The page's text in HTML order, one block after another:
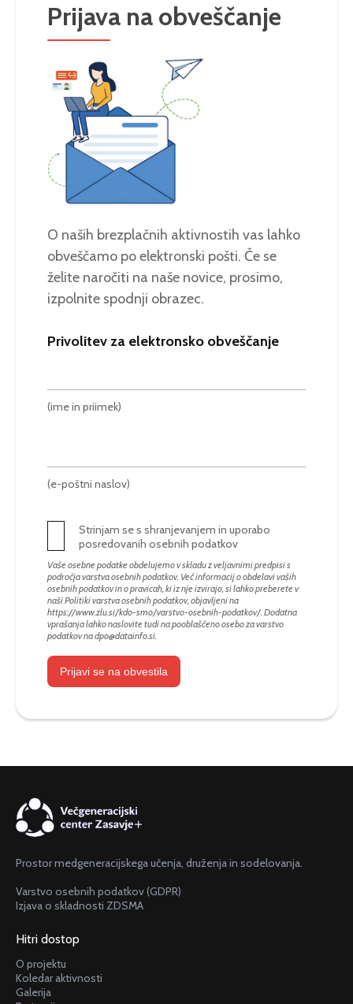
Prijava na obveščanje
O naših brezplačnih aktivnostih vas lahko
obveščamo po elektronski pošti. Če se
želite naročiti na naše novice, prosimo,
izpolnite spodnji obrazec.
Privolitev za elektronsko obveščanje
(ime in priimek)
(e-poštni naslov)
Strinjam se s shranjevanjem in uporabo
posredovanih osebnih podatkov
Vaše osebne podatke obdelujemo v skladu z veljavnimi predpisi s
področja varstva osebnih podatkov. Več informacij o obdelavi vaših
osebnih podatkov in o pravicah, ki iz nje izvirajo, si lahko preberete v
naši Politiki varstva osebnih podatkov, objavljeni na
https://www.zlu.si/kdo-smo/varstvo-osebnih-podatkov/. Dodatna
vprašanja lahko naslovite tudi na pooblaščeno osebo za varstvo
podatkov nadpo@datainfo.si
Prijavi se na obvestila
Prostor medgeneracijskega učenja, druženja in sodelovanja.
Varstvo osebnih podatkov (GDPR)
Izjava o skladnosti ZDSMA
Hitri dostop
O projektu
Koledar aktivnosti
Galerija